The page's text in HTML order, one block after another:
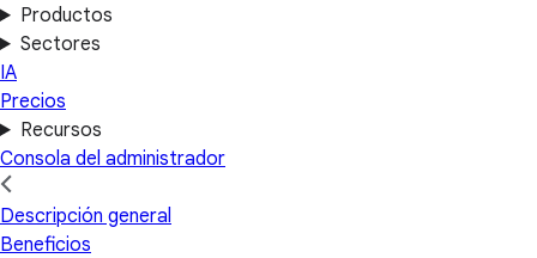
Productos
Sectores
IA
Precios
Recursos
Consola del administrador
Descripción general
Beneficios